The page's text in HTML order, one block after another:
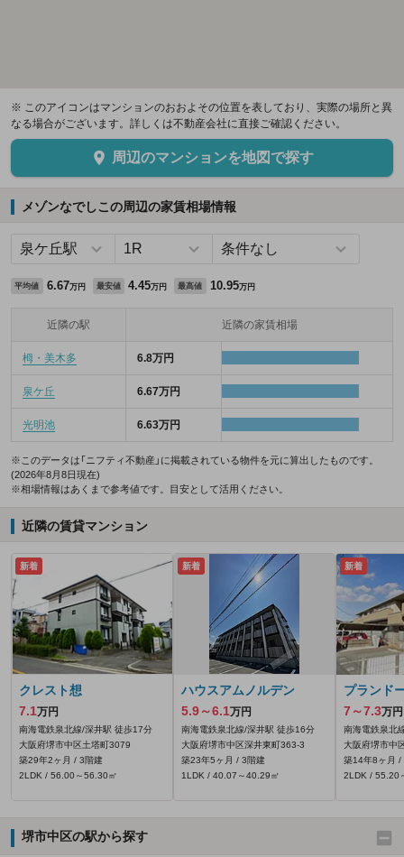
※ このアイコンはマンションのおおよその位置を表しており、実際の場所と異
なる場合がございます。詳しくは不動産会社に直接ご確認ください。
周辺のマンションを地図で探す
メゾンなでしこの周辺の家賃相場情報
平均値 6.67万円 最安値 4.45万円 最高値 10.95万円
近隣の駅 近隣の家賃相場
栂・美木多 6.8万円
泉ケ丘 6.67万円
光明池 6.63万円
※このデータは「ニフティ不動産」に掲載されている物件を元に算出したものです。
(2026年8月8日現在)
※相場情報はあくまで参考値です。目安として活用ください。
近隣の賃貸マンション
新着
クレスト想
7.1万円
南海電鉄泉北線/深井駅 徒歩17分
大阪府堺市中区土塔町3079
築29年2ヶ月 / 3階建
2LDK / 56.00～56.30㎡
新着
ハウスアムノルデン
5.9～6.1万円
南海電鉄泉北線/深井駅 徒歩16分
大阪府堺市中区深井東町363‐3
築23年5ヶ月 / 3階建
1LDK / 40.07～40.29㎡
新着
プランド
7～7.3万円
南海電鉄泉北
大阪府堺市中
築14年8ヶ月 /
2LDK / 55.20
堺市中区の駅から探す